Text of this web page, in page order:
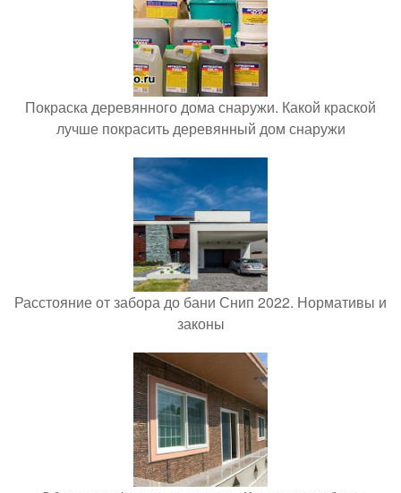
Покраска деревянного дома снаружи. Какой краской
лучше покрасить деревянный дом снаружи
Расстояние от забора до бани Снип 2022. Нормативы и
законы